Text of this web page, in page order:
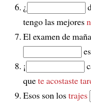
¿
tengo las mejores
El examen de
¡
quete acostaste
Esos son lostrajes